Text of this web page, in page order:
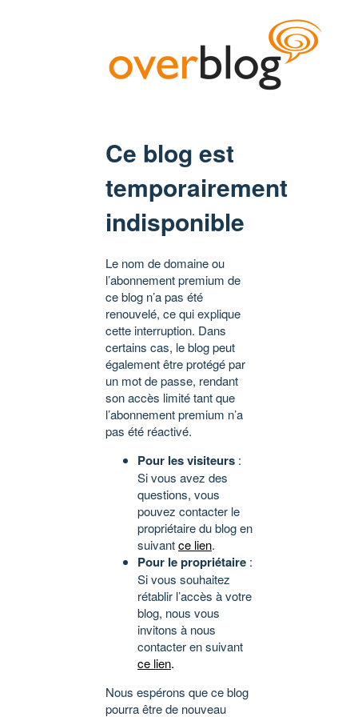
Ce blog est
temporairement
indisponible
Le nom de domaine ou
l’abonnement premium de
ce blog n’a pas été
renouvelé, ce qui explique
cette interruption. Dans
certains cas, le blog peut
également être protégé par
un mot de passe, rendant
son accès limité tant que
l’abonnement premium n’a
pas été réactivé.
Pour les visiteurs :
Si vous avez des
questions, vous
pouvez contacter le
propriétaire du blog en
suivantce lien.
Pour le propriétaire :
Si vous souhaitez
rétablir l’accès à votre
blog, nous vous
invitons à nous
contacter en suivant
ce lien.
Nous espérons que ce blog
pourra être de nouveau